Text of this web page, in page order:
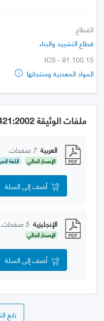
القطاع
قطاع التشييد والبناء
ICS - 91.100.15
المواد المعدنية ومنتجاتها
ملفات الوثيقة GSO 1421:2002
العربية 7 صفحات
الإصدار الحالي اللغة
أضف إلى السلة
الإنجليزية 5 صفحات
الإصدار الحالي
أضف إلى السلة